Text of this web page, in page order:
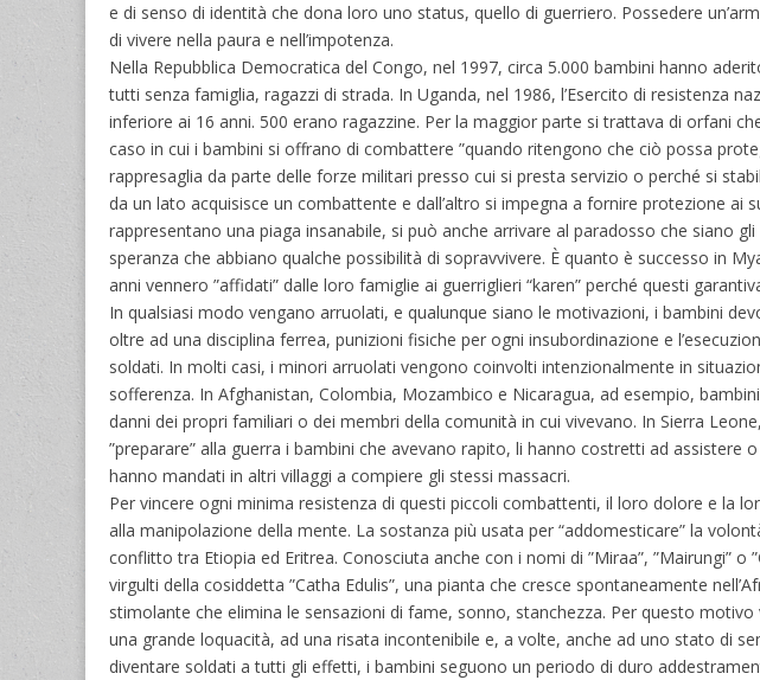
e di senso di identità che dona loro uno status, quello di guerriero. Possedere
di vivere nella paura e nell’impotenza.
Nella Repubblica Democratica del Congo, nel 1997, circa 5.000 bambini hanno
tutti senza famiglia, ragazzi di strada. In Uganda, nel 1986, l’Esercito di resistenza
inferiore ai 16 anni. 500 erano ragazzine. Per la maggior parte si trattava di orfani
caso in cui i bambini si offrano di combattere ”quando ritengono che ciò possa
rappresaglia da parte delle forze militari presso cui si presta servizio o perché si
da un lato acquisisce un combattente e dall’altro si impegna a fornire protezione ai
rappresentano una piaga insanabile, si può anche arrivare al paradosso che siano
speranza che abbiano qualche possibilità di sopravvivere. È quanto è successo in
anni vennero ”affidati” dalle loro famiglie ai guerriglieri “karen” perché questi
In qualsiasi modo vengano arruolati, e qualunque siano le motivazioni, i bambini
oltre ad una disciplina ferrea, punizioni fisiche per ogni insubordinazione e
soldati. In molti casi, i minori arruolati vengono coinvolti intenzionalmente in
sofferenza. In Afghanistan, Colombia, Mozambico e Nicaragua, ad esempio,
danni dei propri familiari o dei membri della comunità in cui vivevano. In Sierra
”preparare” alla guerra i bambini che avevano rapito, li hanno costretti ad
hanno mandati in altri villaggi a compiere gli stessi massacri.
Per vincere ogni minima resistenza di questi piccoli combattenti, il loro dolore e la
alla manipolazione della mente. La sostanza più usata per “addomesticare” la
conflitto tra Etiopia ed Eritrea. Conosciuta anche con i nomi di ”Miraa”, ”Mairungi”
virgulti della cosiddetta ”Catha Edulis”, una pianta che cresce spontaneamente
stimolante che elimina le sensazioni di fame, sonno, stanchezza. Per questo
una grande loquacità, ad una risata incontenibile e, a volte, anche ad uno stato di
diventare soldati a tutti gli effetti, i bambini seguono un periodo di duro